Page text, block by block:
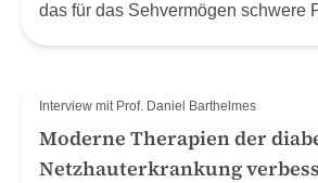
das für das Sehvermögen schwere
Interview mit Prof. Daniel Barthelmes
Moderne Therapien der
Netzhauterkrankung